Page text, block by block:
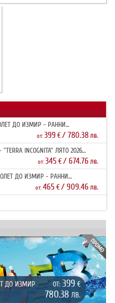
ДО ИЗМИР - РАННИ
от:399 €/ 780.38лв.
INCOGNITA" ЛЯТО 2026
от:345 €/ 674.76лв.
ДО ИЗМИР - РАННИ
от:465 €/ 909.46лв.
ДО ИЗМИР
ОТ: 399 €
780.38 ЛВ.